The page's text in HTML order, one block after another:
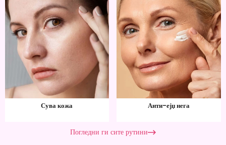
Сува кожа Анти-ејџ нега
Погледни ги сите рутини